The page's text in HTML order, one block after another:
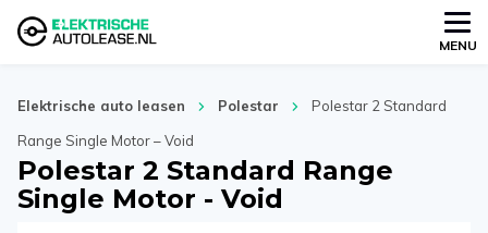
MENU
Elektrische auto leasen Polestar
Polestar 2 Standard
Range Single Motor – Void
Polestar 2 Standard Range
Single Motor - Void